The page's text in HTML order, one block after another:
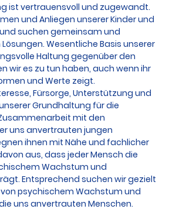
ist vertrauensvoll und zugewandt.
und Anliegen unserer Kinder und
suchen gemeinsam und
Wesentliche Basis unserer
Haltung gegenüber den
wir es zu tun haben, auch wenn ihr
und Werte zeigt.
Fürsorge, Unterstützung und
Grundhaltung für die
mit den
uns anvertrauten jungen
ihnen mit Nähe und fachlicher
aus, dass jeder Mensch die
Wachstum und
Entsprechend suchen wir gezielt
psychischem Wachstum und
uns anvertrauten Menschen.